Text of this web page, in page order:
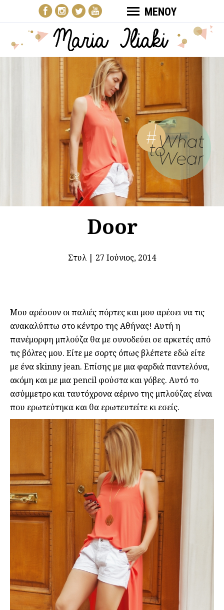
ΜΕΝΟΥ
Door
Στυλ| 27 Ιούνιος, 2014
Μου αρέσουν οι παλιές πόρτες και μου αρέσει να τις
ανακαλύπτω στο κέντρο της Αθήνας! Αυτή η
πανέμορφη μπλούζα θα με συνοδεύει σε αρκετές από
τις βόλτες μου. Είτε με σορτς όπως βλέπετε εδώ είτε
με ένα skinny jean. Επίσης με μια φαρδιά παντελόνα,
ακόμη και με μια pencil φούστα και γόβες. Αυτό το
ασύμμετρο και ταυτόχρονα αέρινο της μπλούζας είναι
που ερωτεύτηκα και θα ερωτευτείτε κι εσείς.